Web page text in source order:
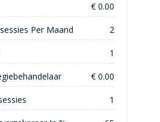
€ 0.00
Per Maand 2
1
€ 0.00
1